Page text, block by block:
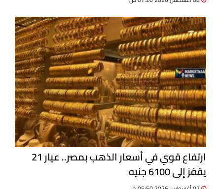
ارتفاع قوي في أسعار الذهب بمصر.. عيار 21
يقفز إلى 6100 جنيه